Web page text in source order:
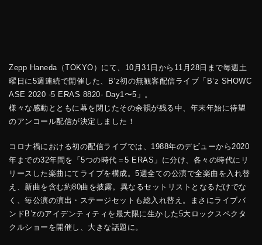
Zepp Haneda（TOKYO）にて、10月31日から11月28日まで毎週土
曜日に5週連続で開催した、B’z初の無観客配信ライブ「B’z SHOWC
ASE 2020 -5 ERAS 8820- Day1〜5」。
様々な感動とともに幕を閉じたその余韻が残る中、年末年始に待望
のアンコール配信が決定しました！
コロナ禍における初の配信ライブでは、1988年のデビューから2020
年までの32年間を「5つの時代＝5 ERAS」に分け、各々の時代にリ
リースした楽曲にてライブを構成。5週全ての公演で全楽曲を入れ替
え、新曲を含む約80曲を披露。異なるセットリストとなるだけでな
く、毎公演の演出・ステージセットも総入れ替え。まさにライブバ
ンドB’zのアイデンティティを最大限に生かした5大ロックスペクタ
クルショーを開催し、大きな話題に。